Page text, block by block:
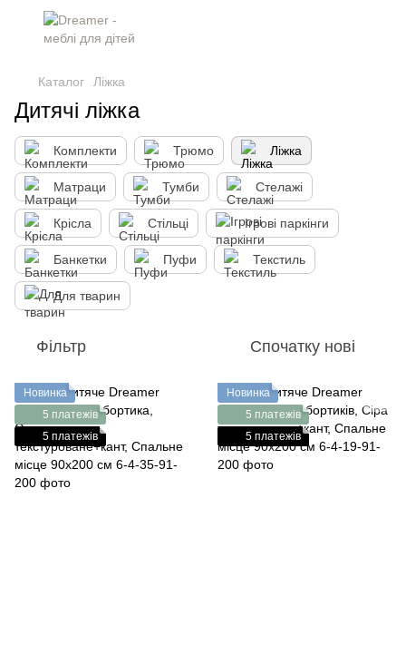
Каталог Ліжка
Дитячі ліжка
Комплекти Трюмо Ліжка
Матраци Тумби Стелажі
Крісла Стільці Ігрові паркінги
Банкетки Пуфи Текстиль
Для тварин
Фільтр Спочатку нові
Новинка
5 платежів
5 платежів
Новинка
5 платежів
5 платежів